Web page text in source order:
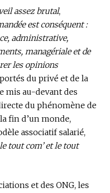
assez brutal,
est conséquent :
administrative,
managériale et de
les opinions
du privé et de la
mis au-devant des
du phénomène de
fin d’un monde,
associatif salarié,
le tout com’ et le tout
et des ONG, les